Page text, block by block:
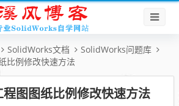
SolidWorks文档
SolidWorks问题库
比例修改快速方法
图图纸比例修改快速方法